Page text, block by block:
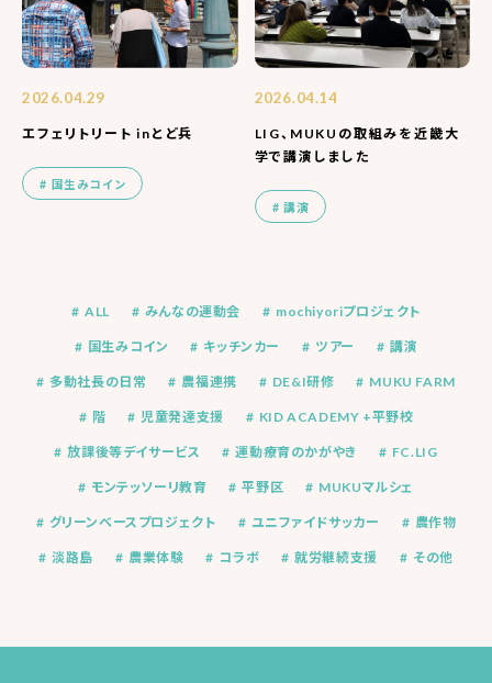
2026.04.29
エフェリトリート inとど兵
国生みコイン
2026.04.14
LIG、MUKUの取組みを近畿大
学で講演しました
講演
ALL みんなの運動会 mochiyoriプロジェクト
国生みコイン キッチンカー ツアー 講演
多動社長の日常 農福連携 DE&I研修 MUKU FARM
階 児童発達支援 KID ACADEMY +平野校
放課後等デイサービス 運動療育のかがやき FC.LIG
モンテッソーリ教育 平野区 MUKUマルシェ
グリーンベースプロジェクト ユニファイドサッカー 農作物
淡路島 農業体験 コラボ 就労継続支援 その他